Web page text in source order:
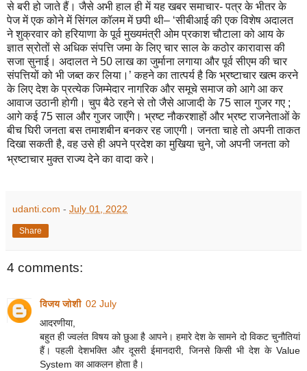
से बरी हो जाते हैं। जैसे अभी हाल ही में यह खबर समाचार- पत्र के भीतर के
पेज में एक कोने में सिंगल कॉलम में छपी थी– ‘सीबीआई की एक विशेष अदालत
ने शुक्रवार को हरियाणा के पूर्व मुख्यमंत्री ओम प्रकाश चौटाला को आय के
ज्ञात स्रोतों से अधिक संपत्ति जमा के लिए चार साल के कठोर कारावास की
सजा सुनाई। अदालत ने50लाख का जुर्माना लगाया और पूर्व सीएम की चार
संपत्तियों को भी जब्त कर लिया।’ कहने का तात्पर्य है कि भ्रष्टाचार खत्म करने
के लिए देश के प्रत्येक जिम्मेदार नागरिक और समूचे समाज को आगे आ कर
आवाज उठानी होगी। चुप बैठे रहने से तो जैसे आजादी के75साल गुजर गए ;
आगे कई75साल और गुजर जाएँगे। भ्रष्ट नौकरशाहों और भ्रष्ट राजनेताओं के
बीच घिरी जनता बस तमाशबीन बनकर रह जाएगी। जनता चाहे तो अपनी ताकत
दिखा सकती है,वह उसे ही अपने प्रदेश का मुखिया चुने,जो अपनी जनता को
भ्रष्टाचार मुक्त राज्य देने का वादा करे।
udanti.com - July 01, 2022
Share
4 comments:
विजय जोशी 02 July
आदरणीया,
बहुत ही ज्वलंत विषय को छुआ है आपने। हमारे देश के सामने दो विकट चुनौतियां
हैं। पहली देशभक्ति और दूसरी ईमानदारी, जिनसे किसी भी देश के Value
System का आकलन होता है।